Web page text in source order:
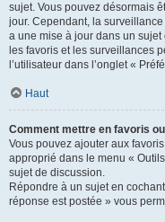
sujet. Vous pouvez désormais
jour. Cependant, la
a une mise à jour dans un
les favoris et les surveillances
l’utilisateur dans l’onglet «
Haut
Comment mettre en favoris
Vous pouvez ajouter aux
approprié dans le menu «
sujet de discussion.
Répondre à un sujet en
réponse est postée » vous